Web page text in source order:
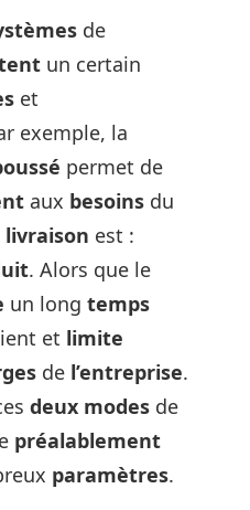
de
un certain
et
exemple, la
permet de
aux besoins du
livraison est :
. Alors que le
un long temps
et limite
de l’entreprise.
deux modes de
préalablement
paramètres.